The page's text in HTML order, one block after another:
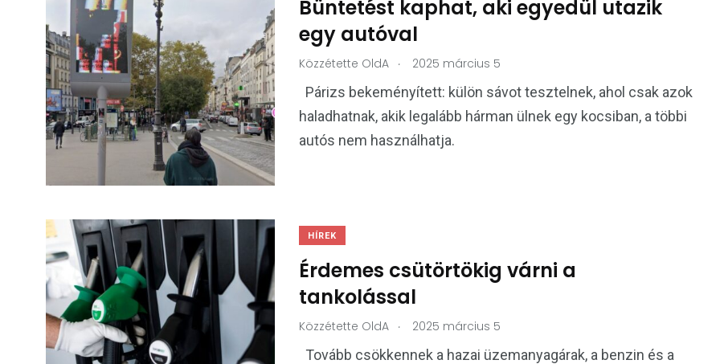
Büntetést kaphat, aki egyedül utazik
egy autóval
Közzétette OldA . 2025 március 5
Párizs bekeményített: külön sávot tesztelnek, ahol csak azok
haladhatnak, akik legalább hárman ülnek egy kocsiban, a többi
autós nem használhatja.
HÍREK
Érdemes csütörtökig várni a
tankolással
Közzétette OldA . 2025 március 5
Tovább csökkennek a hazai üzemanyagárak, a benzin és a